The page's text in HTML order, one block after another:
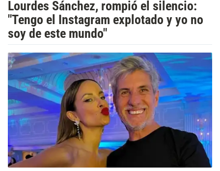
Lourdes Sánchez, rompió el silencio:
"Tengo el Instagram explotado y yo no
soy de este mundo"